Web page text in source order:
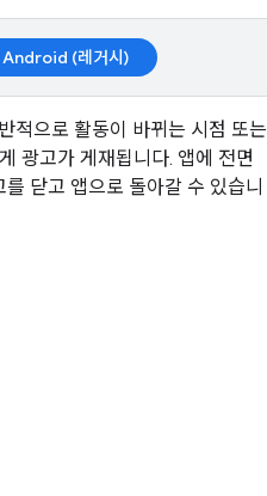
Android (레거시)
적으로 활동이 바뀌는 시점 또는
광고가 게재됩니다. 앱에 전면
닫고 앱으로 돌아갈 수 있습니